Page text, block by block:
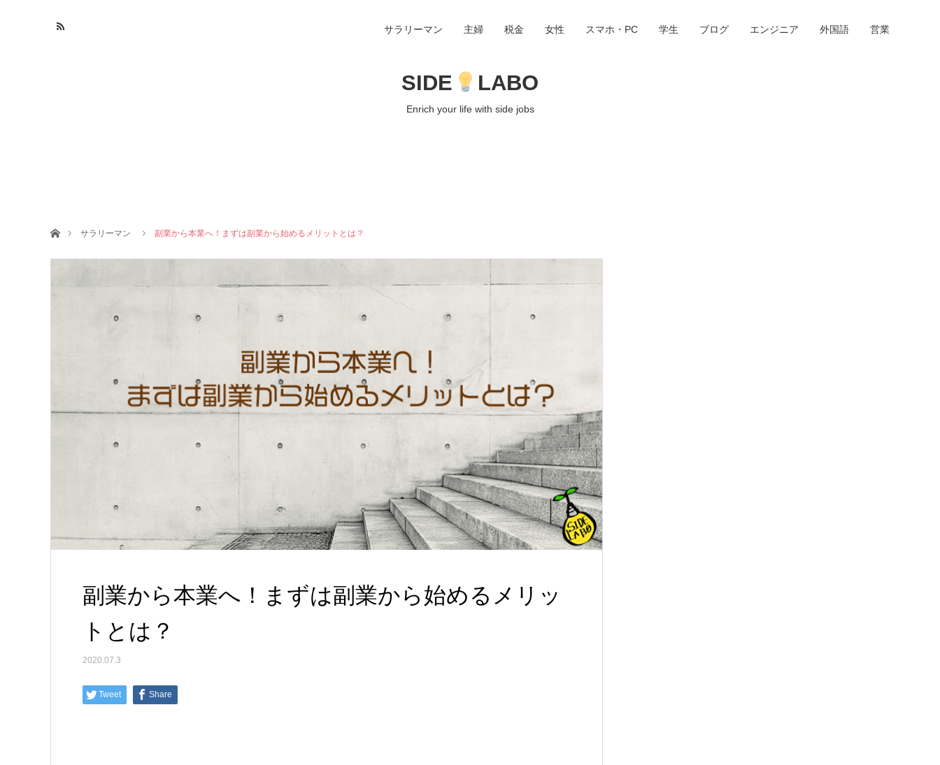
SIDE LABO
Enrich your life with side jobs
サラリーマン 主婦 税金 女性 スマホ・PC 学生 ブログ エンジニア 外国語 営業
ホームサラリーマン 副業から本業へ！まずは副業から始めるメリットとは？
副業から本業へ！まずは副業から始めるメリッ
トとは？
2020.07.3
Tweet Share